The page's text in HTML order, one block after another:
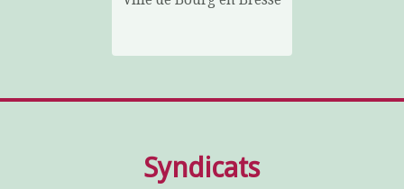
Syndicats